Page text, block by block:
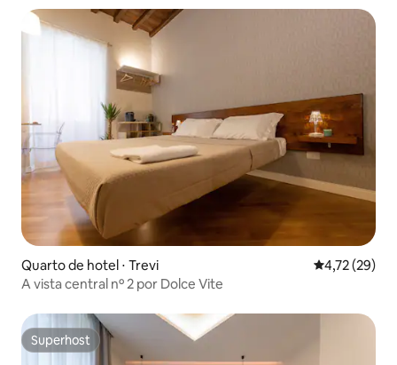
Quarto de hotel ⋅ Trevi 4,72 de uma
4,72 (29)
A vista central nº 2 por Dolce Vite
Superhost
Superhost